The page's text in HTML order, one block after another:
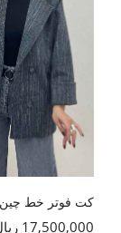
17,500,000 ریال